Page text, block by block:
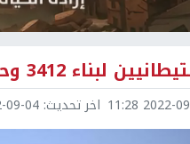
وحدة استيطانية في القدس
2022-09- اخر تحديث: 04 11:28